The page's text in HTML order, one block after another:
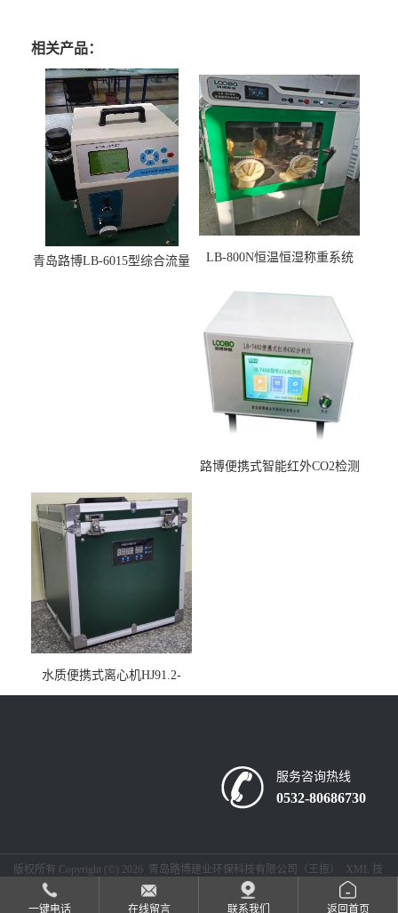
相关产品：
青岛路博LB-6015型综合流量
LB-800N恒温恒湿称重系统
路博便携式智能红外CO2检测
水质便携式离心机HJ91.2-
2022地表水总磷监测内置有
服务咨询热线
0532-80686730
版权所有 Copyright (©) 2026 青岛路博建业环保科技有限公司（王振） XML 技
术支持：
食品商务网
一键电话
在线留言 联系我们 返回首页